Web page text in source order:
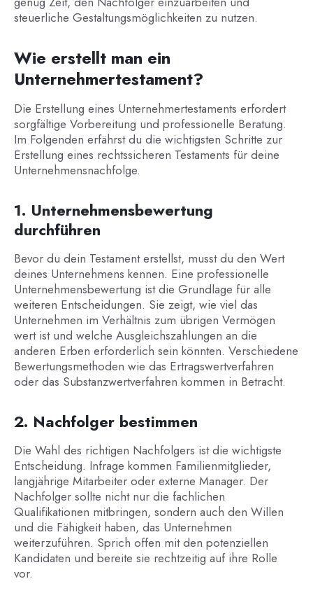
steuerliche Gestaltungsmöglichkeiten zu nutzen.
Wie erstellt man ein
Unternehmertestament?
Die Erstellung eines Unternehmertestaments erfordert
sorgfältige Vorbereitung und professionelle Beratung.
Im Folgenden erfährst du die wichtigsten Schritte zur
Erstellung eines rechtssicheren Testaments für deine
Unternehmensnachfolge.
1. Unternehmensbewertung
durchführen
Bevor du dein Testament erstellst, musst du den Wert
deines Unternehmens kennen. Eine professionelle
Unternehmensbewertung ist die Grundlage für alle
weiteren Entscheidungen. Sie zeigt, wie viel das
Unternehmen im Verhältnis zum übrigen Vermögen
wert ist und welche Ausgleichszahlungen an die
anderen Erben erforderlich sein könnten. Verschiedene
Bewertungsmethoden wie das Ertragswertverfahren
oder das Substanzwertverfahren kommen in Betracht.
2. Nachfolger bestimmen
Die Wahl des richtigen Nachfolgers ist die wichtigste
Entscheidung. Infrage kommen Familienmitglieder,
langjährige Mitarbeiter oder externe Manager. Der
Nachfolger sollte nicht nur die fachlichen
Qualifikationen mitbringen, sondern auch den Willen
und die Fähigkeit haben, das Unternehmen
weiterzuführen. Sprich offen mit den potenziellen
Kandidaten und bereite sie rechtzeitig auf ihre Rolle
vor.